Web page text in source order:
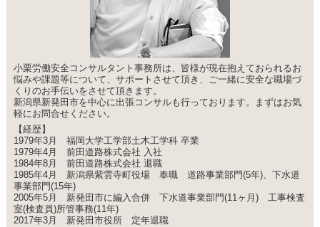
小栗労働安全コンサルタント事務所は、皆様が現在抱えておられるお
悩みや課題等について、サポートさせて頂き、ご一緒に安全な職場づ
くりのお手伝いをさせて頂きます。
新潟県新発田市を中心に出張コンサルも行っております。まずはお気
軽にお問合せください。
【経歴】
1979年3月 福岡大学工学部土木工学科 卒業
1979年4月 前田道路株式会社 入社
1984年8月 前田道路株式会社 退職
1985年4月 新潟県紫雲寺町役場 奉職 道路事業部門(5年)、下水道
事業部門(15年)
2005年5月 新発田市に編入合併 下水道事業部門(11ヶ月) 工事検査
室(検査員)所管事務(11年)
2017年3月 新発田市役所 定年退職